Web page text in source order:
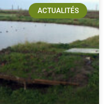
ACTUALITÉS